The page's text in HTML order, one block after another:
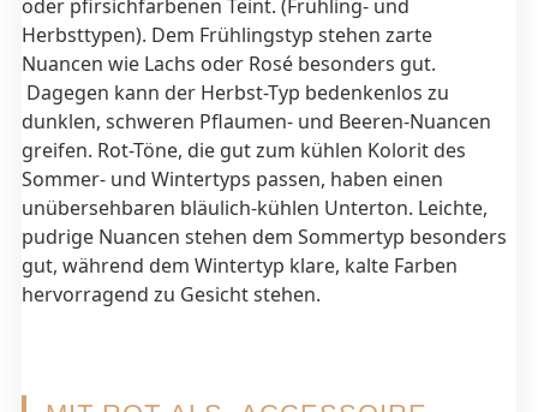
oder pfirsichfarbenen Teint. (Frühling- und
Herbsttypen). Dem Frühlingstyp stehen zarte
Nuancen wie Lachs oder Rosé besonders gut.
Dagegen kann der Herbst-Typ bedenkenlos zu
dunklen, schweren Pflaumen- und Beeren-Nuancen
greifen. Rot-Töne, die gut zum kühlen Kolorit des
Sommer- und Wintertyps passen, haben einen
unübersehbaren bläulich-kühlen Unterton. Leichte,
pudrige Nuancen stehen dem Sommertyp besonders
gut, während dem Wintertyp klare, kalte Farben
hervorragend zu Gesicht stehen.